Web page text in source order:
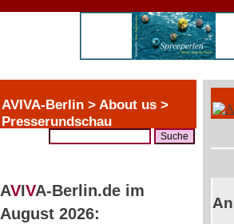
AVIVA-Berlin > About us >
Presserundschau
AVIVA-Berlin.de im
August 2026: